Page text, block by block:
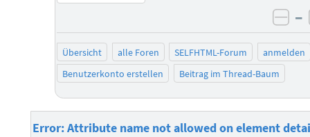
–
Übersicht alle Foren SELFHTML-Forum
anmelden
Benutzerkonto erstellen
Beitrag im Thread-Baum
Error: Attribute name not allowed on element